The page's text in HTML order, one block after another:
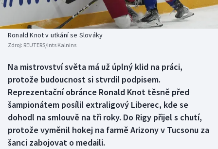
Biatlon
Boby a skeleton
Box
Dostihy
Florbal
Aplikace ČT sport
AZ kvíz
Ronald Knot v utkání se Slováky
Zdroj: REUTERS/Ints Kalnins
Na mistrovství světa má už úplný klid na práci,
protože budoucnost si stvrdil podpisem.
Reprezentační obránce Ronald Knot těsně před
šampionátem posílil extraligový Liberec, kde se
dohodl na smlouvě na tři roky. Do Rigy přijel s chutí,
protože vyměnil hokej na farmě Arizony v Tucsonu za
šanci zabojovat o medaili.